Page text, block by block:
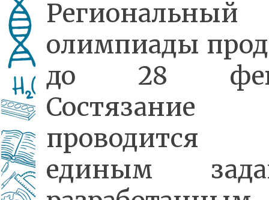
олимпиады
до 28
Состязание
единым